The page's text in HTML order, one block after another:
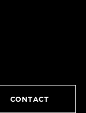
CONTACT